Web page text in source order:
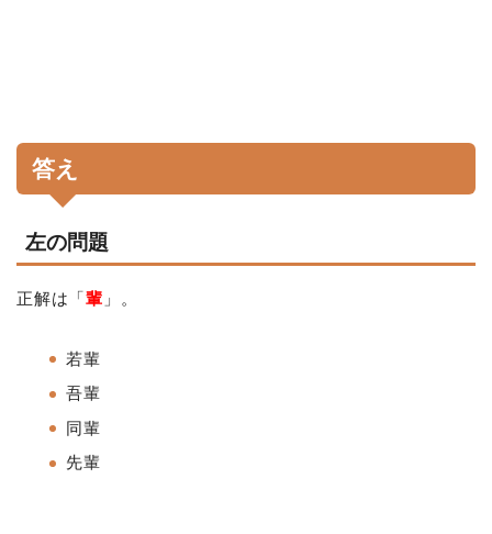
答え
左の問題
正解は「輩 」。
若輩
吾輩
同輩
先輩